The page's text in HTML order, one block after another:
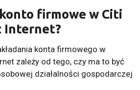
firmowe w Citi
Internet?
konta firmowego w
zależy od tego, czy ma to być
działalności gospodarczej